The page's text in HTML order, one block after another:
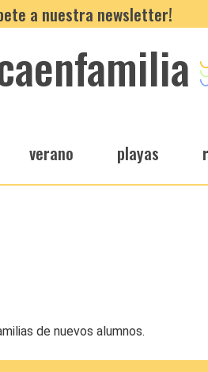
a nuestra newsletter!
verano playas
de nuevos alumnos.